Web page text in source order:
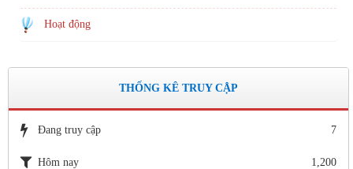
Hoạt động
THỐNG KÊ TRUY CẬP
Đang truy cập 7
Hôm nay
1,200